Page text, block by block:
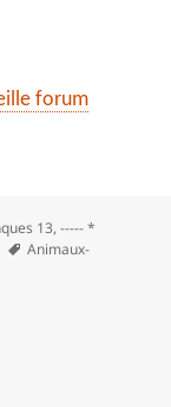
forum
l’Escu… et vue
13,----- *
Mots-
clés
Animaux-